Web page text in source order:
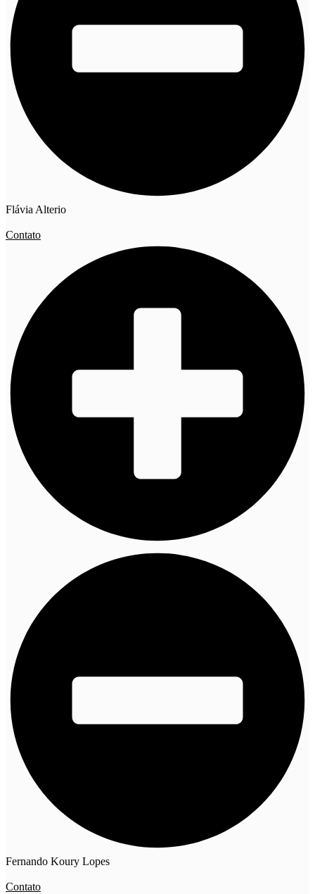
Flávia Alterio
Contato
Fernando Koury Lopes
Contato